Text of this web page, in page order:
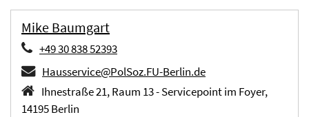
Mike Baumgart
+49 30 838 52393
Hausservice@PolSoz.FU-Berlin.de
Ihnestraße 21, Raum 13 - Servicepoint im Foyer,
14195 Berlin